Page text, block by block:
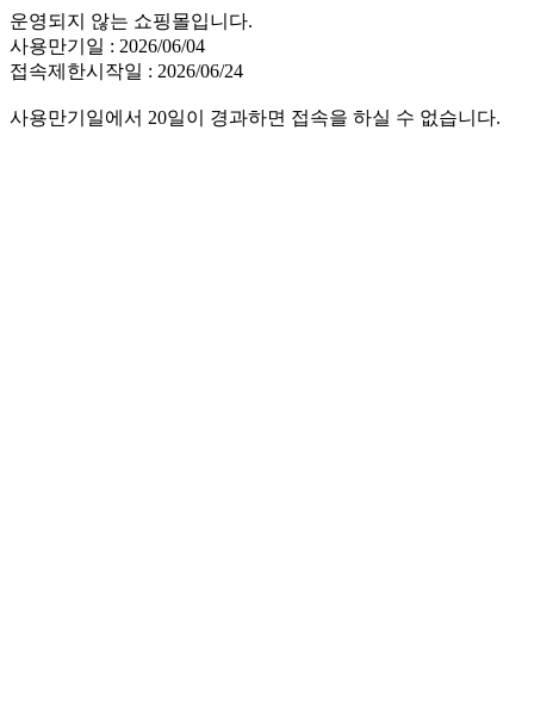
운영되지 않는 쇼핑몰입니다.
사용만기일 : 2026/06/04
접속제한시작일 : 2026/06/24
사용만기일에서 20일이 경과하면 접속을 하실 수 없습니다.